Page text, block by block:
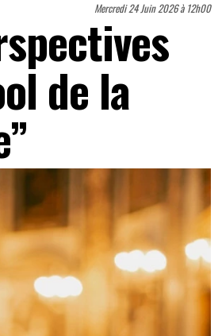
Mercredi 24 Juin 2026 à 12h00
de la